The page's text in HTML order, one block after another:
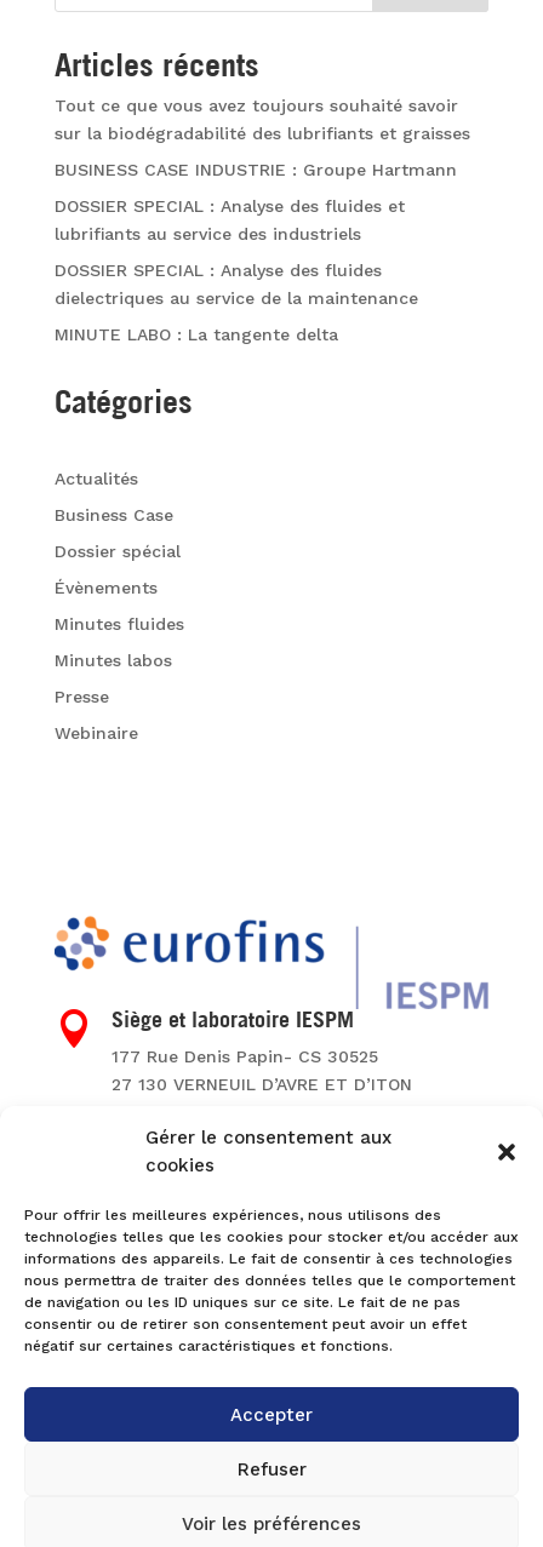
Gérer le consentement aux
cookies
Pour offrir les meilleures expériences, nous utilisons des
technologies telles que les cookies pour stocker et/ou accéder aux
informations des appareils. Le fait de consentir à ces technologies
nous permettra de traiter des données telles que le comportement
de navigation ou les ID uniques sur ce site. Le fait de ne pas
consentir ou de retirer son consentement peut avoir un effet
négatif sur certaines caractéristiques et fonctions.
Accepter
Refuser
Voir les préférences
Articles récents
Tout ce que vous avez toujours souhaité savoir
sur la biodégradabilité des lubrifiants et graisses
BUSINESS CASE INDUSTRIE : Groupe Hartmann
DOSSIER SPECIAL : Analyse des fluides et
lubrifiants au service des industriels
DOSSIER SPECIAL : Analyse des fluides
dielectriques au service de la maintenance
MINUTE LABO : La tangente delta
Catégories
Actualités
Business Case
Dossier spécial
Évènements
Minutes fluides
Minutes labos
Presse
Webinaire
 Siège et laboratoire IESPM
177 Rue Denis Papin- CS 30525
27 130 VERNEUIL D’AVRE ET D’ITON
CONTACTEZ-NOUS
©2026 Eurofins IESPM –Mentions légales–Plan
Politique de cookies